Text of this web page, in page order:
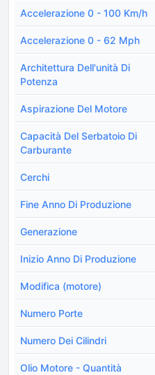
Accelerazione 0 - 100 Km/h
Accelerazione 0 - 62 Mph
Architettura Dell'unità Di
Potenza
Aspirazione Del Motore
Capacità Del Serbatoio Di
Carburante
Cerchi
Fine Anno Di Produzione
Generazione
Inizio Anno Di Produzione
Modifica (motore)
Numero Porte
Numero Dei Cilindri
Olio Motore - Quantità